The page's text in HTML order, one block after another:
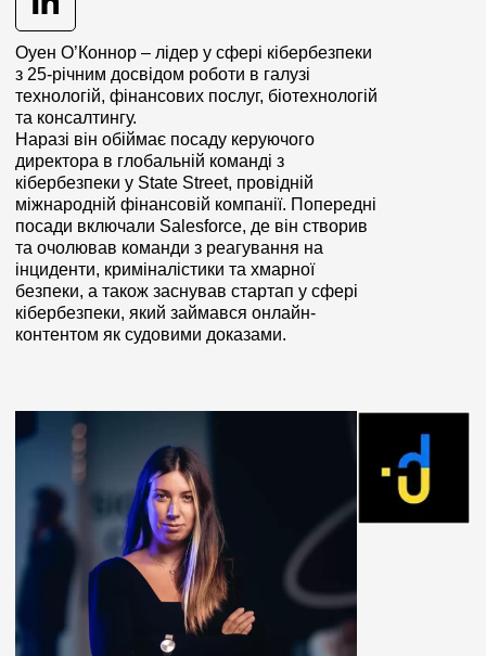
Оуен О’Коннор – лідер у сфері кібербезпеки
з 25-річним досвідом роботи в галузі
технологій, фінансових послуг, біотехнологій
та консалтингу.
Наразі він обіймає посаду керуючого
директора в глобальній команді з
кібербезпеки у State Street, провідній
міжнародній фінансовій компанії. Попередні
посади включали Salesforce, де він створив
та очолював команди з реагування на
інциденти, криміналістики та хмарної
безпеки, а також заснував стартап у сфері
кібербезпеки, який займався онлайн-
контентом як судовими доказами.